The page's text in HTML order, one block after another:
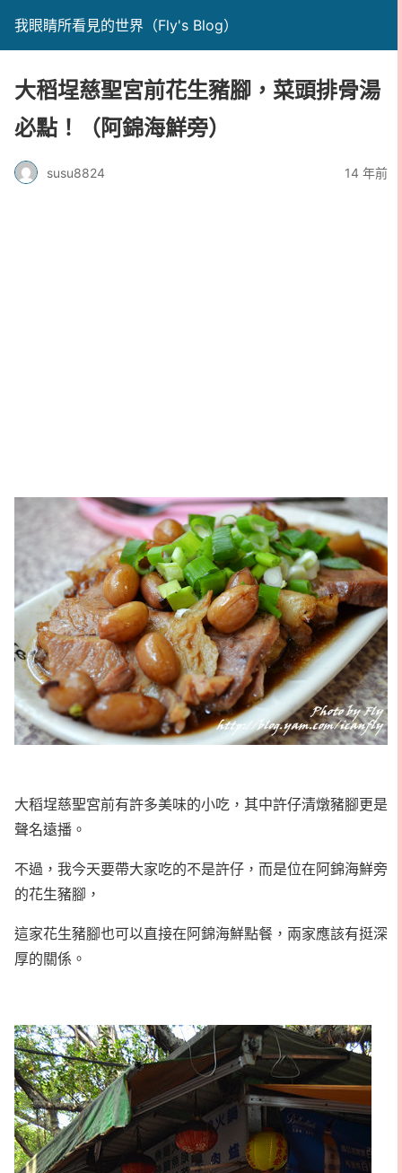
我眼睛所看見的世界（Fly's Blog）
大稻埕慈聖宮前花生豬腳，菜頭排骨湯
必點！（阿錦海鮮旁）
susu8824 14 年前
大稻埕慈聖宮前有許多美味的小吃，其中許仔清燉豬腳更是
聲名遠播。
不過，我今天要帶大家吃的不是許仔，而是位在阿錦海鮮旁
的花生豬腳，
這家花生豬腳也可以直接在阿錦海鮮點餐，兩家應該有挺深
厚的關係。